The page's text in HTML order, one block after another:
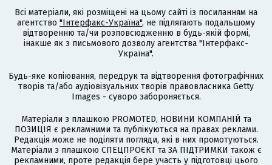
Всі матеріали, які розміщені на цьому сайті із посиланням на
агентство "Інтерфакс-Україна", не підлягають подальшому
відтворенню та/чи розповсюдженню в будь-якій формі,
інакше як з письмового дозволу агентства "Інтерфакс-
Україна".
Будь-яке копіювання, передрук та відтворення фотографічних
творів та/або аудіовізуальних творів правовласника Getty
Images - суворо забороняється.
Матеріали з плашкою PROMOTED, НОВИНИ КОМПАНІЙ та
ПОЗИЦІЯ є рекламними та публікуються на правах реклами.
Редакція може не поділяти погляди, які в них промотуються.
Матеріали з плашкою СПЕЦПРОЄКТ та ЗА ПІДТРИМКИ також є
рекламними, проте редакція бере участь у підготовці цього